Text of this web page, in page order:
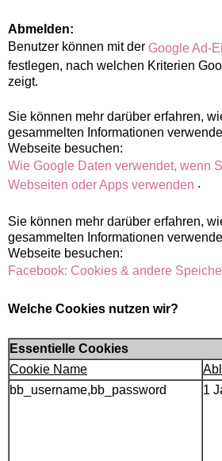
Abmelden:
Benutzer können mit der Google Ad-
festlegen, nach welchen Kriterien
zeigt.
Sie können mehr darüber erfahren,
gesammelten Informationen
Webseite besuchen:
Wie Google Daten verwendet, wenn
Webseiten oder Apps verwenden .
Sie können mehr darüber erfahren,
gesammelten Informationen
Webseite besuchen:
Facebook: Cookies & andere
Welche Cookies nutzen wir?
Essentielle Cookies
Cookie Name
bb_username,bb_password
1